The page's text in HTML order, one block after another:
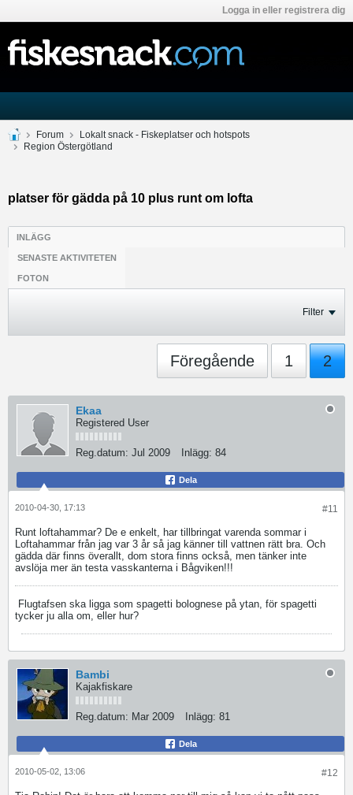
Logga in eller registrera dig
Forum
Lokalt snack - Fiskeplatser och hotspots
Region Östergötland
platser för gädda på 10 plus runt om lofta
INLÄGG
SENASTE AKTIVITETEN
FOTON
Filter
Föregående 1 2
Ekaa
Registered User
Reg.datum: Jul 2009 Inlägg: 84
Dela
#11
2010-04-30, 17:13
Runt loftahammar? De e enkelt, har tillbringat varenda sommar i
Loftahammar från jag var 3 år så jag känner till vattnen rätt bra. Och
gädda där finns överallt, dom stora finns också, men tänker inte
avslöja mer än testa vasskanterna i Bågviken!!!
Flugtafsen ska ligga som spagetti bolognese på ytan, för spagetti
tycker ju alla om, eller hur?
Bambi
Kajakfiskare
Reg.datum: Mar 2009 Inlägg: 81
Dela
#12
2010-05-02, 13:06